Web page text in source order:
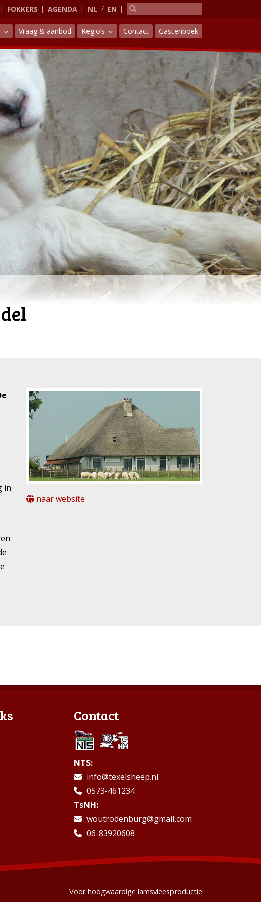
FOKKERS AGENDA NL EN
Vraag & aanbod Regio’s Contact Gastenboek
in
naar website
Contact
NTS:
info@texelsheep.nl
0573-461234
TsNH:
woutrodenburg@gmail.com
06-83920608
Voor hoogwaardige lamsvleesproductie